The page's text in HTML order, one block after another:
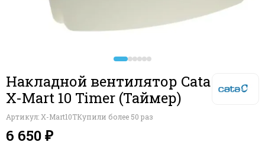
Вентиляторы накладные ЭРА (Россия)
Клапан для защиты от обратной тяги серии ОК
Вентиляторы накладные VORTICE (Италия)
Вентиляторы накладные Vanvent (Россия)
Вентиляторы накладные Dospel (Польша)
Вентиляторы накладные SystemAir (Швеция)
Вентиляторы накладные ELICENT (Италия)
Вентиляторы накладные VENTS (Украина)
Вентиляторы накладные Electrolux
Вентиляторы накладные Elplast (Польша)
Накладной вентилятор Cata
X-Mart 10 Timer (Таймер)
Артикул:X-Mart10TКупили более 50 раз
6 650 ₽